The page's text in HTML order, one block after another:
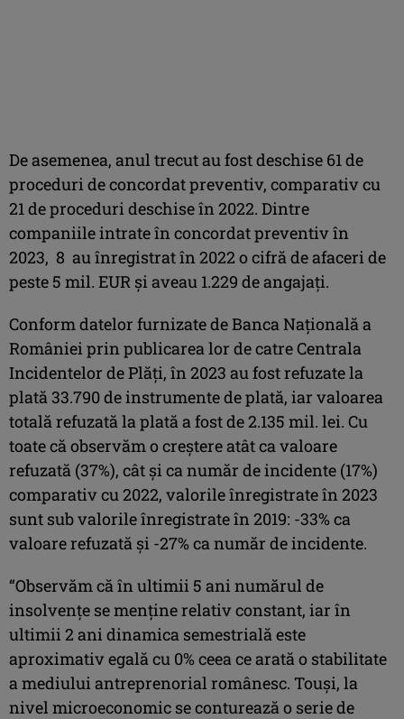
De asemenea, anul trecut au fost deschise 61 de
proceduri de concordat preventiv, comparativ cu
21 de proceduri deschise în 2022. Dintre
companiile intrate în concordat preventiv în
2023, 8 au înregistrat în 2022 o cifră de afaceri de
peste 5 mil. EUR și aveau 1.229 de angajați.
Conform datelor furnizate de Banca Națională a
României prin publicarea lor de catre Centrala
Incidentelor de Plăți, în 2023 au fost refuzate la
plată 33.790 de instrumente de plată, iar valoarea
totală refuzată la plată a fost de 2.135 mil. lei. Cu
toate că observăm o creștere atât ca valoare
refuzată (37%), cât și ca număr de incidente (17%)
comparativ cu 2022, valorile înregistrate în 2023
sunt sub valorile înregistrate în 2019: -33% ca
valoare refuzată și -27% ca număr de incidente.
“Observăm că în ultimii 5 ani numărul de
insolvențe se menține relativ constant, iar în
ultimii 2 ani dinamica semestrială este
aproximativ egală cu 0% ceea ce arată o stabilitate
a mediului antreprenorial românesc. Touși, la
nivel microeconomic se conturează o serie de